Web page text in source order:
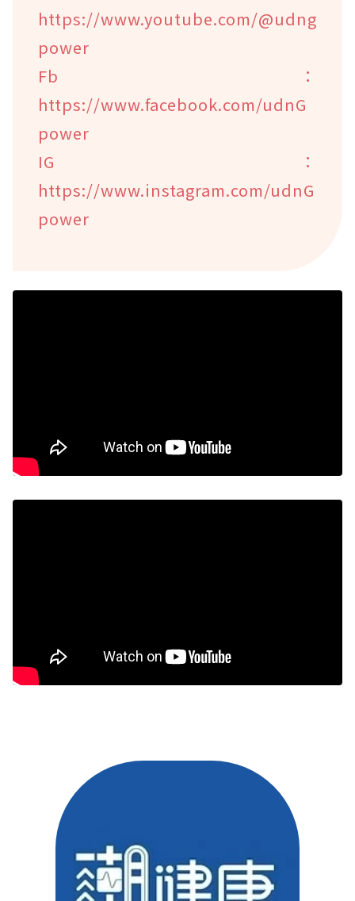
https://www.youtube.com/@udng
power
Fb：
https://www.facebook.com/udnG
power
IG：
https://www.instagram.com/udnG
power